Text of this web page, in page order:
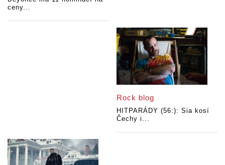
ceny...
Rock blog
HITPARÁDY (56:): Sia kosí
Čechy i...